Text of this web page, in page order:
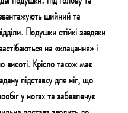
шийний та
Подушки стійкі завдяки
на «клацання» і
висоті. Крісло також має
підставку для ніг, що
у ногах та забезпечує